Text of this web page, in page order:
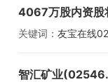
4067万股内资股
关键词： 友宝在线
智汇矿业